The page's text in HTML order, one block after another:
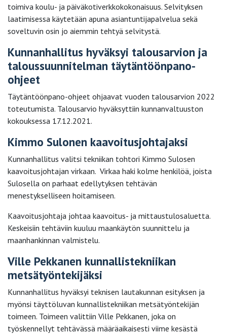
toimiva koulu- ja päiväkotiverkkokokonaisuus. Selvityksen
laatimisessa käytetään apuna asiantuntijapalvelua sekä
soveltuvin osin jo aiemmin tehtyä selvitystä.
Kunnanhallitus hyväksyi talousarvion ja
taloussuunnitelman täytäntöönpano-
ohjeet
Täytäntöönpano-ohjeet ohjaavat vuoden talousarvion 2022
toteutumista. Talousarvio hyväksyttiin kunnanvaltuuston
kokouksessa 17.12.2021.
Kimmo Sulonen kaavoitusjohtajaksi
Kunnanhallitus valitsi tekniikan tohtori Kimmo Sulosen
kaavoitusjohtajan virkaan. Virkaa haki kolme henkilöä, joista
Sulosella on parhaat edellytyksen tehtävän
menestykselliseen hoitamiseen.
Kaavoitusjohtaja johtaa kaavoitus- ja mittaustulosaluetta.
Keskeisiin tehtäviin kuuluu maankäytön suunnittelu ja
maanhankinnan valmistelu.
Ville Pekkanen kunnallistekniikan
metsätyöntekijäksi
Kunnanhallitus hyväksyi teknisen lautakunnan esityksen ja
myönsi täyttöluvan kunnallistekniikan metsätyöntekijän
toimeen. Toimeen valittiin Ville Pekkanen, joka on
työskennellyt tehtävässä määräaikaisesti viime kesästä